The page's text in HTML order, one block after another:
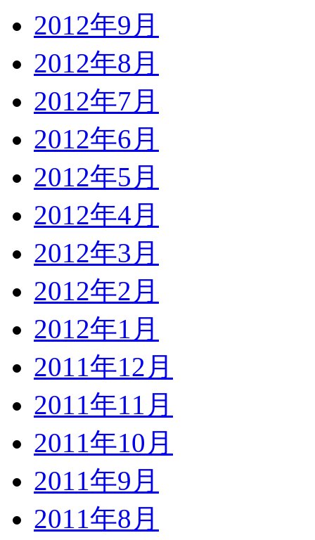
2012年9月
2012年8月
2012年7月
2012年6月
2012年5月
2012年4月
2012年3月
2012年2月
2012年1月
2011年12月
2011年11月
2011年10月
2011年9月
2011年8月